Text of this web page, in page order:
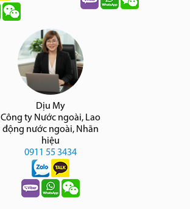
Dịu My
Công ty Nước ngoài, Lao
động nước ngoài, Nhãn
hiệu
0911 55 3434